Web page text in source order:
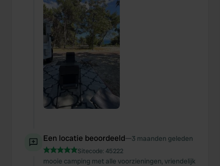
our social media, advertising and analytics partners who
may combine it with other information that you’ve
provided to them or that they’ve collected from your use
of their services.
Een locatie beoordeeld—3 maanden geleden
Sitecode: 45222
mooie camping met alle voorzieningen, vriendelijk